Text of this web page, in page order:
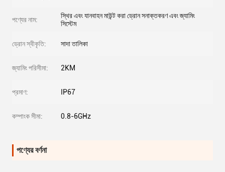
পণ্যের নাম:
স্থির এবং যানবাহন মাউন্ট করা ড্রোন সনাক্তকরণ এবং জ্যামিং
সিস্টেম
ড্রোন স্বীকৃতি: সাদা তালিকা
জ্যামিং পরিসীমা: 2KM
প্রমাণ: IP67
কম্পাংক সীমা: 0.8-6GHz
পণ্যের বর্ণনা